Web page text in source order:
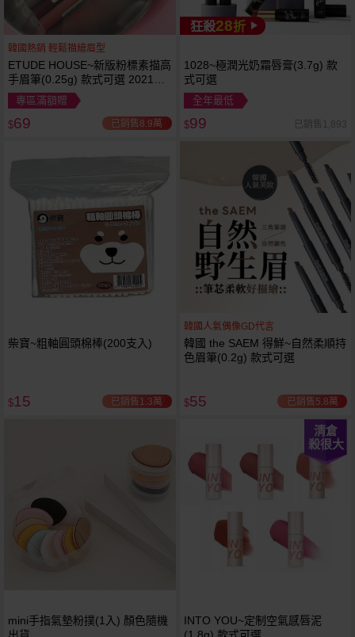
韓國熱銷 輕鬆描繪眉型
ETUDE HOUSE~新版粉標素描高
手眉筆(0.25g) 款式可選 2021最
新版
專區滿額贈
$69 已銷售8.9萬
狂殺28折
1028~極潤光奶霜唇膏(3.7g) 款
式可選
全年最低
$99 已銷售1,893
柴寶~粗軸圓頭棉棒(200支入)
$15 已銷售1.3萬
韓國人氣偶像GD代言
韓國 the SAEM 得鮮~自然柔順持
色眉筆(0.2g) 款式可選
$55 已銷售5.8萬
mini手指氣墊粉撲(1入) 顏色隨機
清倉
殺很大
INTO YOU~定制空氣感唇泥